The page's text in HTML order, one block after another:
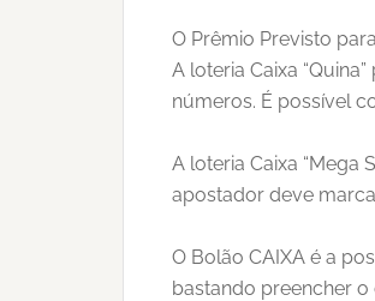
O Prêmio Previsto
A loteria Caixa
números. É possível
A loteria Caixa “Mega
apostador deve
O Bolão CAIXA é a
bastando preencher